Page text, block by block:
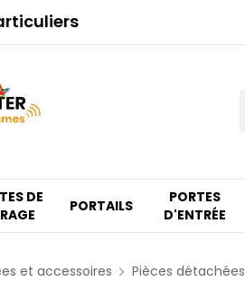
DE
PORTAILS
PORTES
D'ENTRÉE
et accessoires Pièces détachées